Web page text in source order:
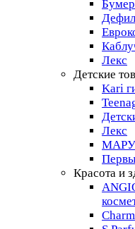
Лекс
Детские
Kari
Лекс
Красота и
Charm